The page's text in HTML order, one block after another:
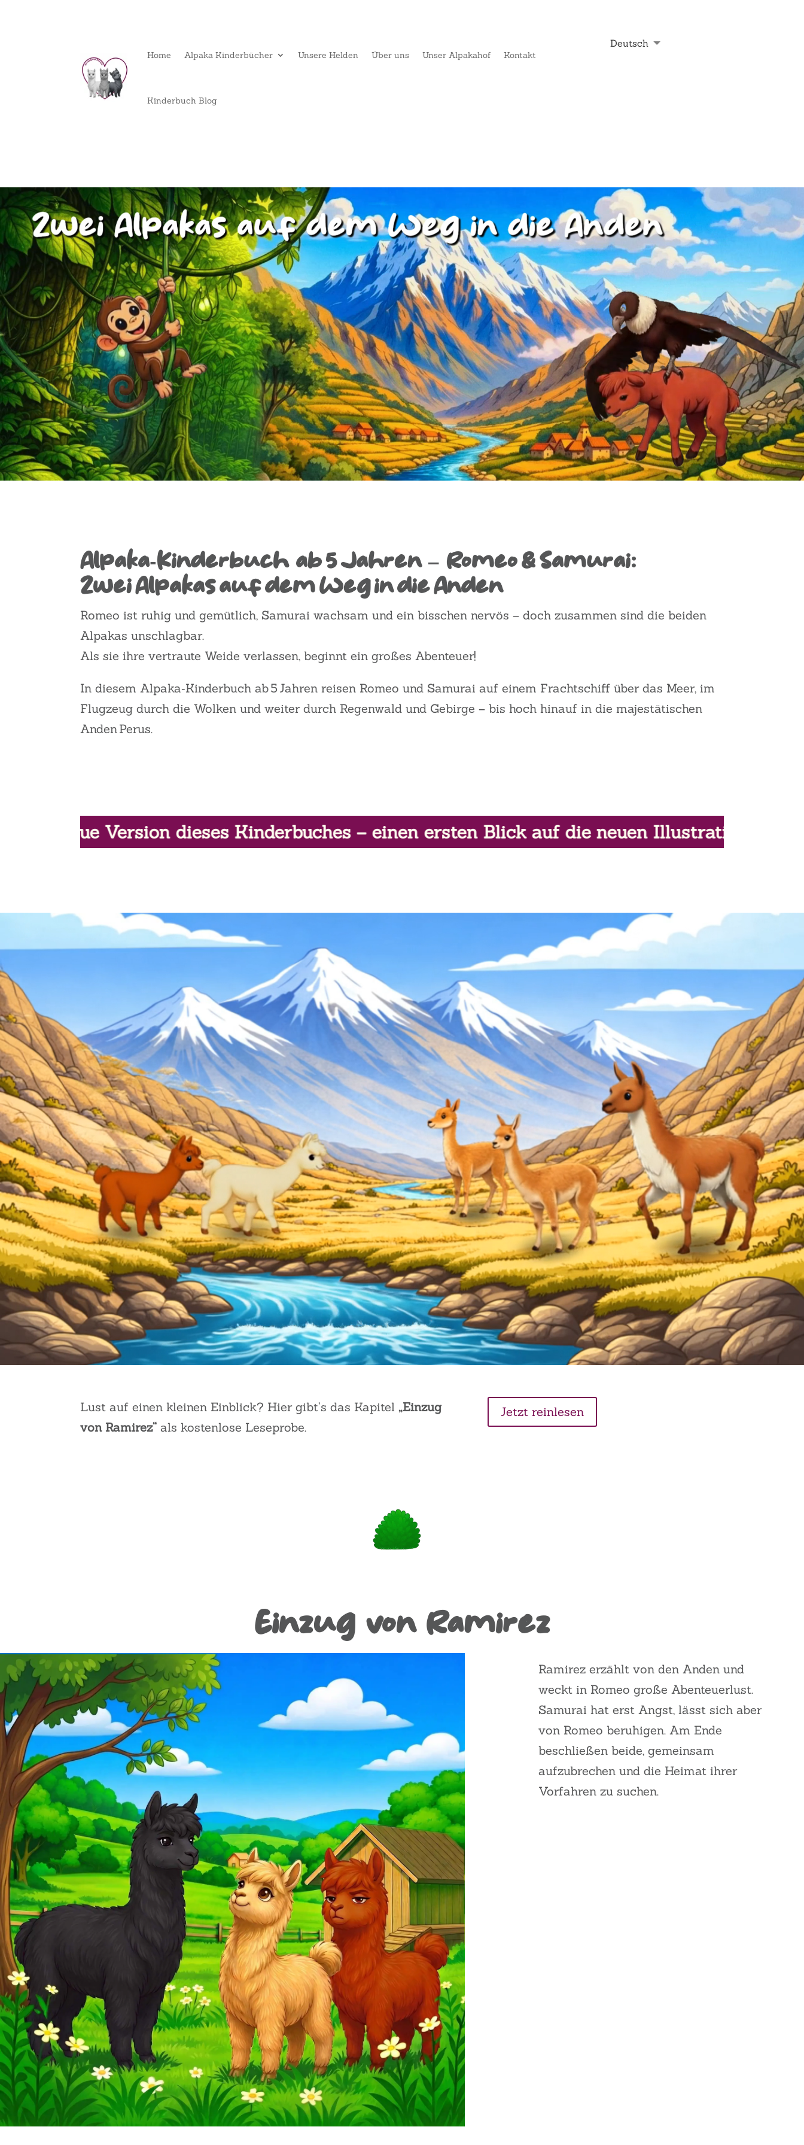
Home Alpaka Kinderbücher Unsere Helden Über uns Unser Alpakahof Kontakt
Kinderbuch Blog
Deutsch
Alpaka‑Kinderbuch ab 5 Jahren – Romeo & Samurai:
Zwei Alpakas auf dem Weg in die Anden
Romeo ist ruhig und gemütlich, Samurai wachsam und ein bisschen nervös – doch zusammen sind die beiden
Alpakas unschlagbar.
Als sie ihre vertraute Weide verlassen, beginnt ein großes Abenteuer!
In diesemAlpaka‑Kinderbuch ab 5 Jahren reisen Romeo und Samurai auf einem Frachtschiff über das Meer, im
Flugzeug durch die Wolken und weiter durch Regenwald und Gebirge – bis hoch hinauf in die majestätischen
Anden Perus.
dieses Kinderbuches – einen ersten Blick auf die neuen Illustrationen können Sie bereits
Lust auf einen kleinen Einblick? Hier gibt’s das Kapitel„Einzug
von Ramirez“ als kostenlose Leseprobe.
Jetzt reinlesen
Einzug von Ramirez
Ramirez erzählt von den Anden und
weckt in Romeo große Abenteuerlust.
Samurai hat erst Angst, lässt sich aber
von Romeo beruhigen. Am Ende
beschließen beide, gemeinsam
aufzubrechen und die Heimat ihrer
Vorfahren zu suchen.